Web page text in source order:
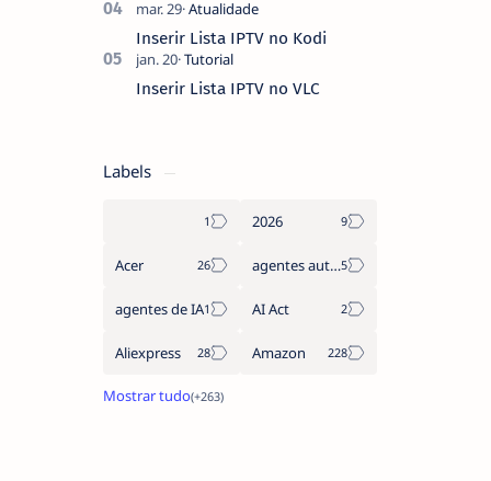
Inserir Lista IPTV no Kodi
Inserir Lista IPTV no VLC
Labels
2026
Acer agentes autónomos
agentes de IA AI Act
Aliexpress Amazon